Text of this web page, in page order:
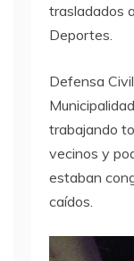
trasladados
Deportes.
Defensa
trabajando
vecinos y
estaban
caídos.